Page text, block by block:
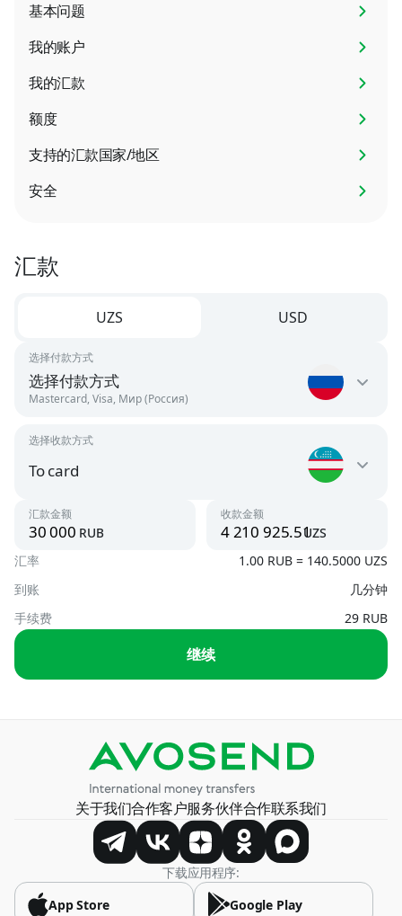
基本问题
我的账户
我的汇款
额度
支持的汇款国家/地区
安全
汇款
选择付款方式
选择付款方式
Mastercard, Visa, Мир (Россия)
Russia
RUB
Uzbekistan
UZS
选择收款方式
To card
Argentina
USD
USD, RUB
Belarus
BYN, USD
Bosnia and Herzegovina
USD
To card
UZS, USD
By phone number
UZS USD
汇款金额
rub
收款金额
uzs
继续
汇率
1.00 RUB = 140.5000 UZS
到账
几分钟
手续费
29 RUB
关于我们合作客户服务伙伴合作联系我们
下载应用程序:
App Store
Google Play